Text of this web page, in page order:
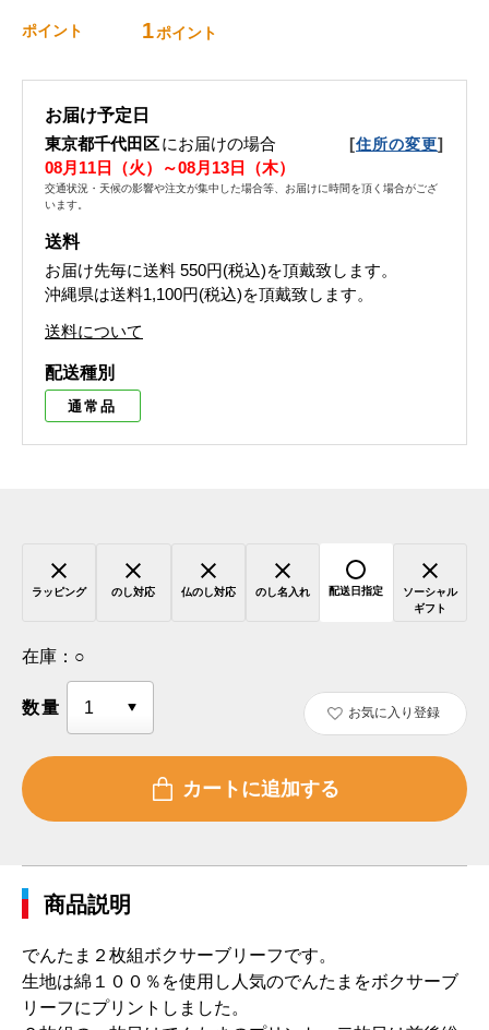
ポイント 1ポイント
お届け予定日
東京都千代田区にお届けの場合 [住所の変更]
08月11日（火）～08月13日（木）
交通状況・天候の影響や注文が集中した場合等、お届けに時間を頂く場合がござ
います。
送料
お届け先毎に送料 550円(税込)を頂戴致します。
沖縄県は送料1,100円(税込)を頂戴致します。
送料について
配送種別
通常品
ラッピング のし対応 仏のし対応 のし名入れ 配送日指定
ソーシャル
ギフト
在庫： ○
数量 お気に入り登録
商品説明
でんたま２枚組ボクサーブリーフです。
生地は綿１００％を使用し人気のでんたまをボクサーブ
リーフにプリントしました。